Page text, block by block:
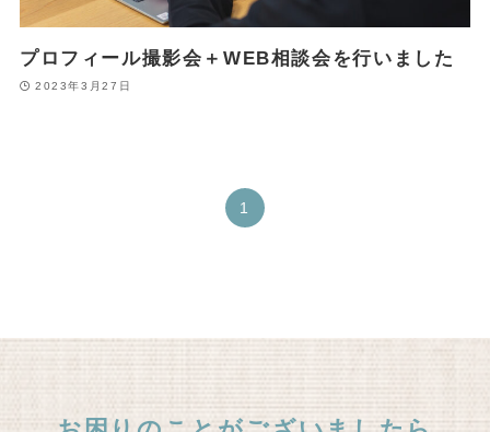
プロフィール撮影会＋WEB相談会を行いました
2023年3月27日
1